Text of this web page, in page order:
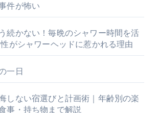
件が怖い
続かない！毎晩のシャワー時間を活
がシャワーヘッドに惹かれる理由
一日
しない宿選びと計画術｜年齢別の楽
事・持ち物まで解説